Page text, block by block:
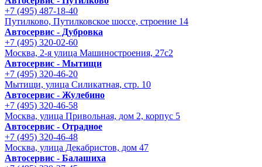
+7 (495) 487-18-40
Путилково, Путилковское шоссе, строение 14
Автосервис - Дубровка
+7 (495) 320-02-60
Москва, 2-я улица Машиностроения, 27с2
Автосервис - Мытищи
+7 (495) 320-46-20
Мытищи, улица Силикатная, стр. 10
Автосервис - Жулебино
+7 (495) 320-46-58
Москва, улица Привольная, дом 2, корпус 5
Автосервис - Отрадное
+7 (495) 320-46-48
Москва, улица Декабристов, дом 47
Автосервис - Балашиха